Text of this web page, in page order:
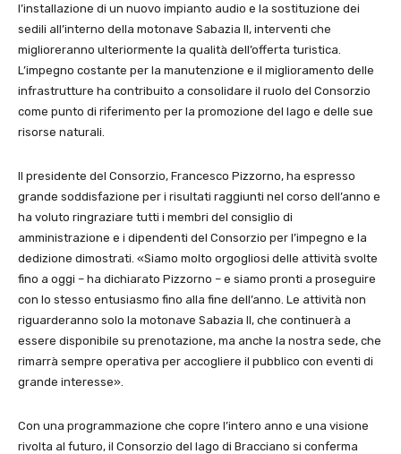
l’installazione di un nuovo impianto audio e la sostituzione dei
sedili all’interno della motonave Sabazia II, interventi che
miglioreranno ulteriormente la qualità dell’offerta turistica.
L’impegno costante per la manutenzione e il miglioramento delle
infrastrutture ha contribuito a consolidare il ruolo del Consorzio
come punto di riferimento per la promozione del lago e delle sue
risorse naturali.
Il presidente del Consorzio, Francesco Pizzorno, ha espresso
grande soddisfazione per i risultati raggiunti nel corso dell’anno e
ha voluto ringraziare tutti i membri del consiglio di
amministrazione e i dipendenti del Consorzio per l’impegno e la
dedizione dimostrati. «Siamo molto orgogliosi delle attività svolte
fino a oggi – ha dichiarato Pizzorno – e siamo pronti a proseguire
con lo stesso entusiasmo fino alla fine dell’anno. Le attività non
riguarderanno solo la motonave Sabazia II, che continuerà a
essere disponibile su prenotazione, ma anche la nostra sede, che
rimarrà sempre operativa per accogliere il pubblico con eventi di
grande interesse».
Con una programmazione che copre l’intero anno e una visione
rivolta al futuro, il Consorzio del lago di Bracciano si conferma